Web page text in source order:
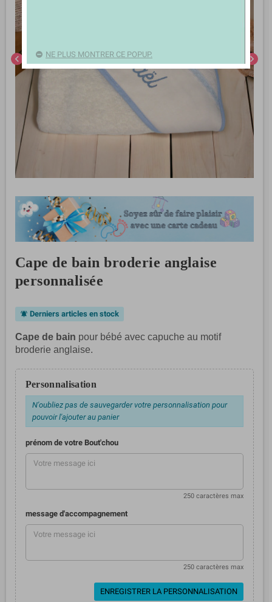
chevron_left chevron_right
Cape de bain broderie anglaise
personnalisée
notifications_active Derniers articles en stock
Cape de bain pour bébé avec capuche au motif
broderie anglaise.
Personnalisation
N'oubliez pas de sauvegarder votre personnalisation pour
pouvoir l'ajouter au panier
prénom de votre Bout'chou
250 caractères max
message d'accompagnement
250 caractères max
ENREGISTRER LA PERSONNALISATION
NE PLUS MONTRER CE POPUP.